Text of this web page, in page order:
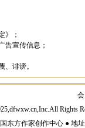
》；
告宣传信息；
诽谤。
Rights
东方作家创作中心 ● 地